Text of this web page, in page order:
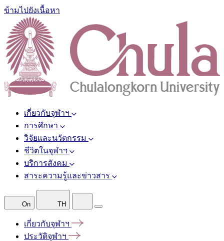
ข้ามไปยังเนื้อหา
เกี่ยวกับจุฬาฯ
การศึกษา
วิจัยและนวัตกรรม
ชีวิตในจุฬาฯ
บริการสังคม
สาระความรู้และข่าวสาร
On TH
เกี่ยวกับจุฬาฯ
ประวัติจุฬาฯ